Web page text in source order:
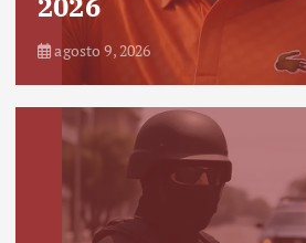
agosto 9, 2026